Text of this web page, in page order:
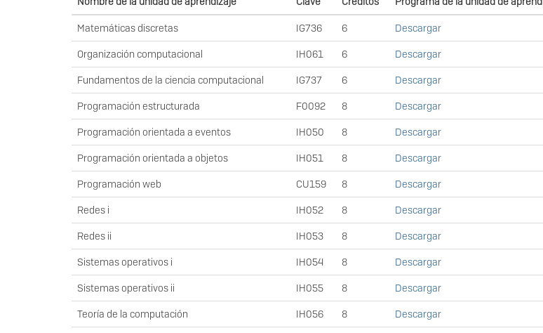
Matemáticas discretas IG736 6 Descargar
Organización computacional IH061 6 Descargar
Fundamentos de la ciencia computacional IG737 6 Descargar
Programación estructurada F0092 8 Descargar
Programación orientada a eventos IH050 8 Descargar
Programación orientada a objetos IH051 8 Descargar
Programación web CU159 8 Descargar
Redes i IH052 8 Descargar
Redes ii IH053 8 Descargar
Sistemas operativos i IH054 8 Descargar
Sistemas operativos ii IH055 8 Descargar
Teoría de la computación IH056 8 Descargar